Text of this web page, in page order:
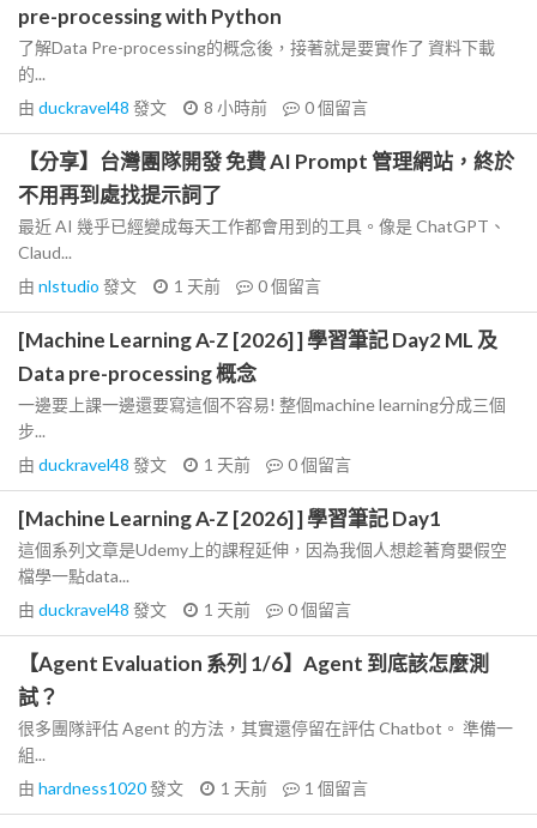
pre-processing with Python
了解Data Pre-processing的概念後，接著就是要實作了 資料下載
的...
由 duckravel48 發文 8 小時前 0個留言
【分享】台灣團隊開發 免費 AI Prompt 管理網站，終於
不用再到處找提示詞了
最近 AI 幾乎已經變成每天工作都會用到的工具。像是 ChatGPT、
Claud...
由 nlstudio 發文 1 天前 0個留言
[Machine Learning A-Z [2026] ] 學習筆記 Day2 ML 及
Data pre-processing 概念
一邊要上課一邊還要寫這個不容易! 整個machine learning分成三個
步...
由 duckravel48 發文 1 天前 0個留言
[Machine Learning A-Z [2026] ] 學習筆記 Day1
這個系列文章是Udemy上的課程延伸，因為我個人想趁著育嬰假空
檔學一點data...
由 duckravel48 發文 1 天前 0個留言
【Agent Evaluation 系列 1/6】Agent 到底該怎麼測
試？
很多團隊評估 Agent 的方法，其實還停留在評估 Chatbot。 準備一
組...
由 hardness1020發文 1 天前 1 個留言